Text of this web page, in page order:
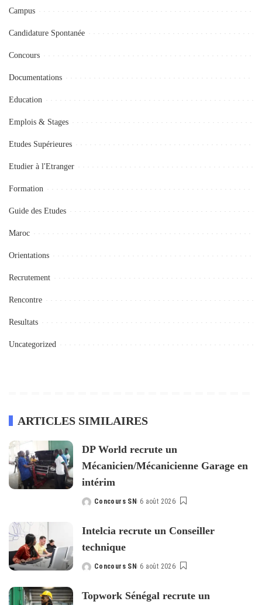
Campus
Candidature Spontanée
Concours
Documentations
Education
Emplois & Stages
Etudes Supérieures
Etudier à l'Etranger
Formation
Guide des Etudes
Maroc
Orientations
Recrutement
Rencontre
Resultats
Uncategorized
ARTICLES SIMILAIRES
DP World recrute un
Mécanicien/Mécanicienne Garage en
intérim
Posted
Concours SN 6 août 2026
Intelcia recrute un Conseiller
technique
Posted
Concours SN 6 août 2026
Topwork Sénégal recrute un